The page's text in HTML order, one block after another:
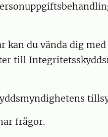
kan du vända dig
till
frågor.